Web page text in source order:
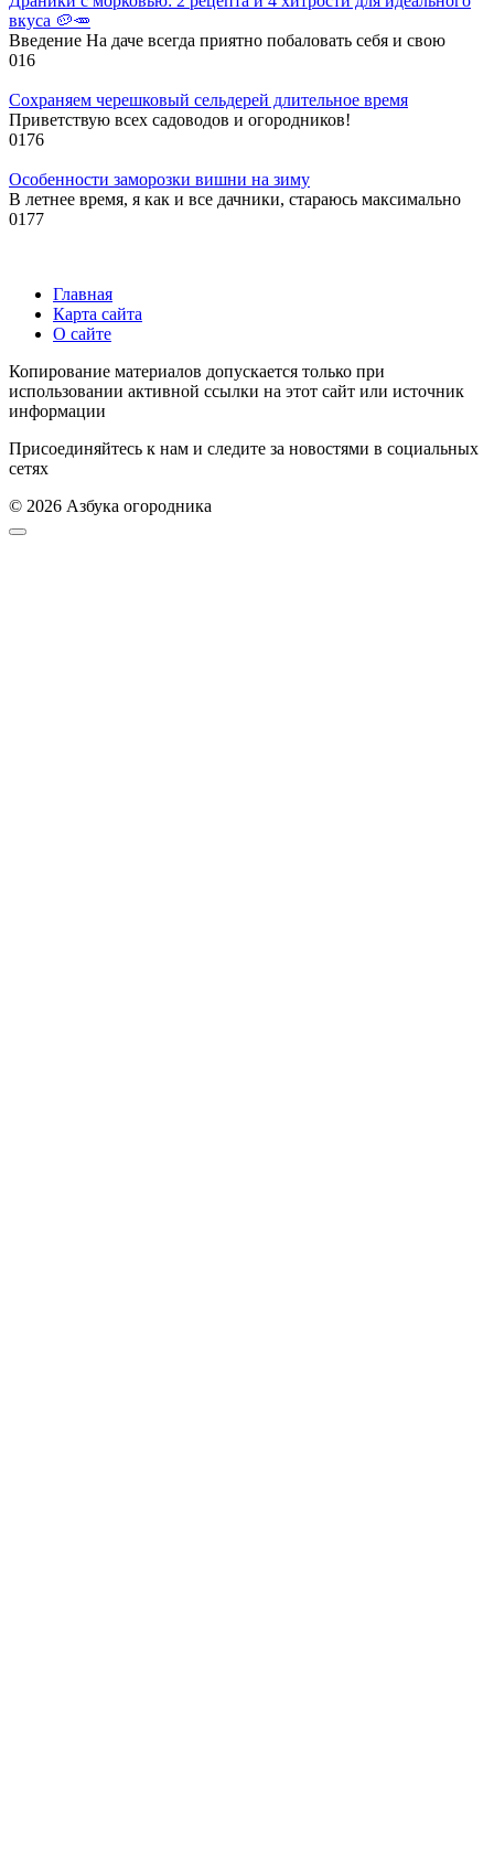
вкуса 🥔🥕
Введение На даче всегда приятно побаловать себя и свою
016
Сохраняем черешковый сельдерей длительное время
Приветствую всех садоводов и огородников!
0176
Особенности заморозки вишни на зиму
В летнее время, я как и все дачники, стараюсь максимально
0177
Главная
Карта сайта
О сайте
Копирование материалов допускается только при
использовании активной ссылки на этот сайт или источник
информации
Присоединяйтесь к нам и следите за новостями в социальных
сетях
© 2026 Азбука огородника